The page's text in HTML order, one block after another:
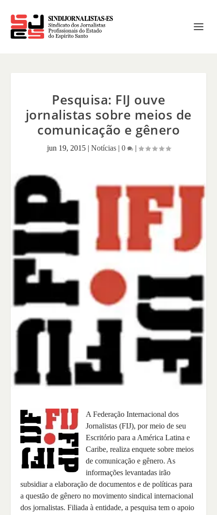
Pesquisa: FIJ ouve
jornalistas sobre meios de
comunicação e gênero
jun 19, 2015| Notícias| 0 |
A Federação Internacional dos
Jornalistas (FIJ), por meio de seu
Escritório para a América Latina e
Caribe, realiza enquete sobre meios
de comunicação e gênero. As
informações levantadas irão
subsidiar a elaboração de documentos e de políticas para
a questão de gênero no movimento sindical internacional
dos jornalistas. Filiada à entidade, a pesquisa tem o apoio